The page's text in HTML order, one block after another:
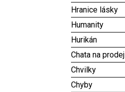
Hranice lásky
Humanity
Hurikán
Chata na prodej
Chvilky
Chyby